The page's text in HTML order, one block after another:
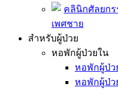
คลินิกศัลยกร
เพศชาย
สำหรับผู้ป่วย
หอพักผู้ป่วยใน
หอพักผู้ป่ว
หอพักผู้ป่ว